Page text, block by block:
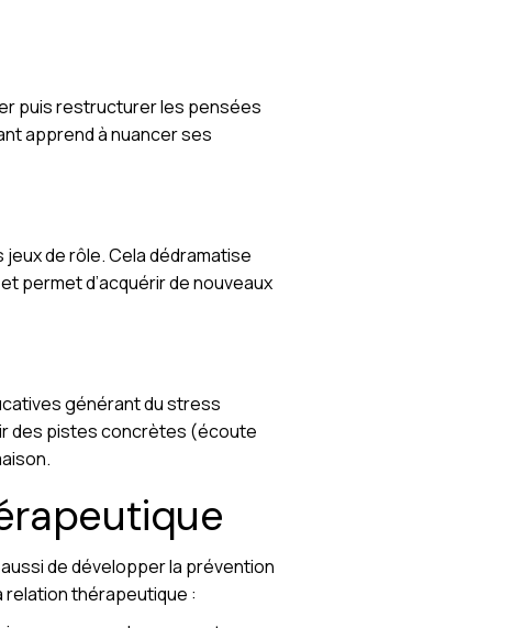
puis restructurer les pensées
apprend à nuancer ses
de rôle. Cela dédramatise
permet d’acquérir de nouveaux
générant du stress
des pistes concrètes (écoute
de développer la prévention
relation thérapeutique :